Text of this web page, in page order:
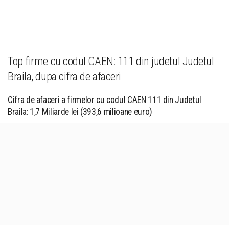
Top firme cu codul CAEN: 111 din judetul Judetul
Braila, dupa cifra de afaceri
Cifra de afaceri a firmelor cu codul CAEN 111 din Judetul
Braila: 1,7 Miliarde lei (393,6 milioane euro)